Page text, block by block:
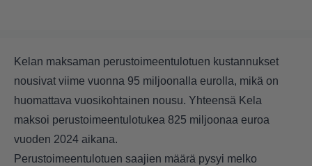
Kelan maksaman perustoimeentulotuen kustannukset
nousivat viime vuonna 95 miljoonalla eurolla, mikä on
huomattava vuosikohtainen nousu. Yhteensä Kela
maksoi perustoimeentulotukea 825 miljoonaa euroa
vuoden 2024 aikana.
Perustoimeentulotuen saajien määrä pysyi melko